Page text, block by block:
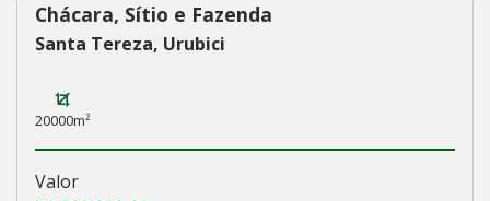
228
Chácara, Sítio e Fazenda
Santa Tereza, Urubici
20000m²
Valor